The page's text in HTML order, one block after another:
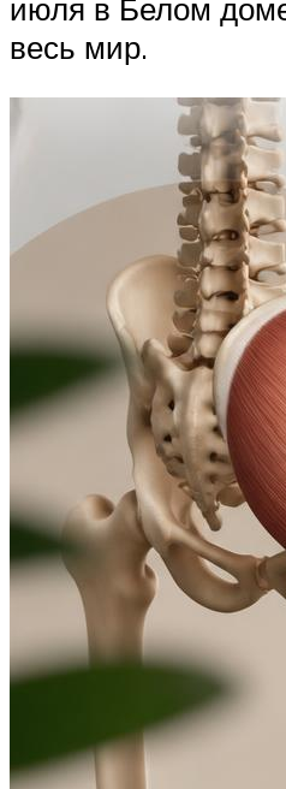
июля в Белом
весь мир.